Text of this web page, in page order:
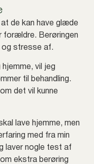
de kan have glæde
forældre. Berøringen
og stresse af.
vil jeg
til behandling.
det vil kunne
lave hjemme, men
med fra min
laver nogle test af
ekstra berøring